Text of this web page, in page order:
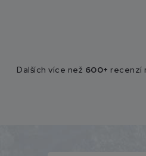
Dalších více než 600+ recenzí